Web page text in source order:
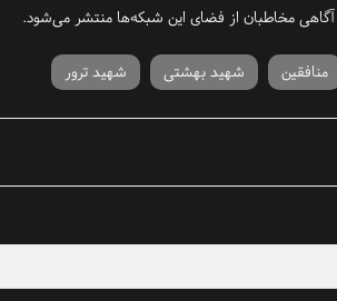
مخاطبان از فضای این شبکه‌ها منتشر می‌شود.
منافقین شهید بهشتی شهید ترور